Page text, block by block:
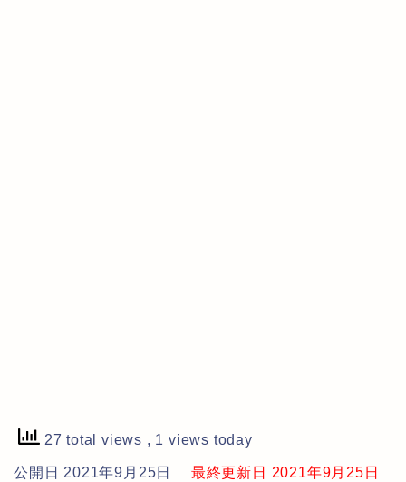
27 total views , 1 views today
公開日 2021年9月25日
最終更新日 2021年9月25日